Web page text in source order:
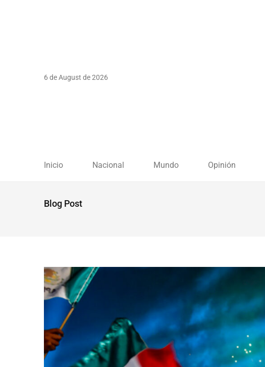
6 de August de 2026
Inicio Nacional Mundo Opinión
Blog Post